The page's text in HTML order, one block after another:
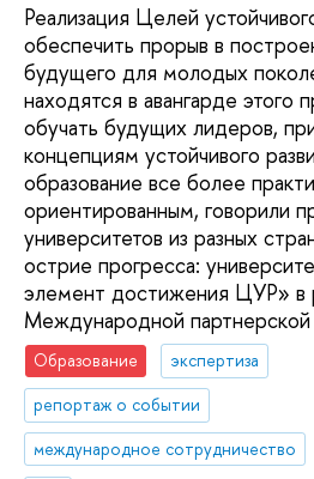
Реализация Целей
обеспечить прорыв в
будущего для молодых
находятся в авангарде этого
обучать будущих лидеров,
концепциям устойчивого
образование все более
ориентированным, говорили
университетов из разных
острие прогресса:
элемент достижения ЦУР» в
Международной
Образование
экспертиза
репортаж о событии
международное сотрудничество